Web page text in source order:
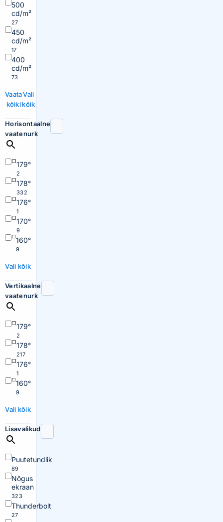
500
cd/m²
27
450
cd/m²
17
400
cd/m²
73
Vaata
kõiki
Vali
kõik
Horisontaalne
vaatenurk
179°
2
178°
332
176°
1
170°
9
160°
9
Vali kõik
Vertikaalne
vaatenurk
179°
2
178°
217
176°
1
160°
9
Vali kõik
Lisavalikud
Puutetundlik
89
Nõgus
ekraan
323
Thunderbolt
27